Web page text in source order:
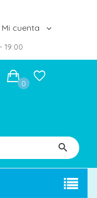
Mi cuenta
19:00
0